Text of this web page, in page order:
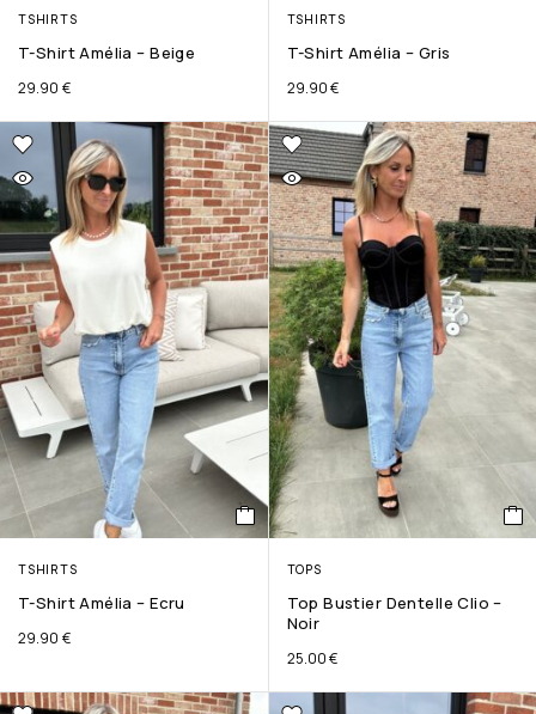
TSHIRTS
T-Shirt Amélia – Beige
29.90 €
TSHIRTS
T-Shirt Amélia – Gris
29.90€
TSHIRTS
T-Shirt Amélia – Ecru
29.90 €
TOPS
Top Bustier Dentelle Clio –
Noir
25.00€